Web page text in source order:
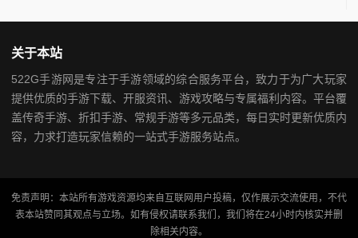
关于本站
522G手游网是专注于手游领域的综合服务平台，致力于为广大玩家
提供优质的手游下载、开服资讯、游戏攻略与专属福利内容。平台覆
盖传奇手游、折扣手游、常规手游等多元品类，每日实时更新优质内
容，力求打造玩家信赖的一站式手游服务站点。
免责声明：本站所有游戏资源均来自互联网用户投稿，仅作展示交流使用，不代
表本站赞同其观点与立场。如有侵权请联系我们，我们将在24小时内核实并删
除相关内容。